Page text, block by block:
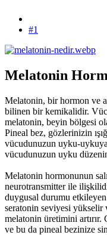
#1
Melatonin
Melatonin, bir hormon ve
bilinen bir kemikalidir.
melatonin, beyin bölgesi
Pineal bez, gözlerinizin
vücudunuzun uyku-
vücudunuzun uyku
Melatonin hormonunun
neurotransmitter ile
duygusal durumu
seratonin seviyesi yükselir
melatonin üretimini
ve bu da pineal bezinize